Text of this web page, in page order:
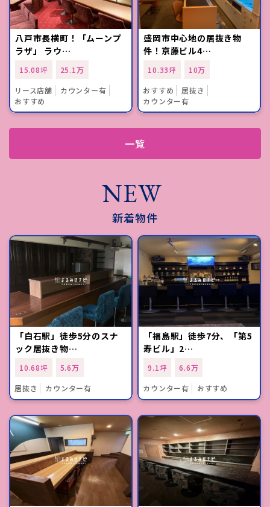
八戸市長横町！「ムーンプ
ラザ」 ラウ…
15.08坪
25.1万
リース店舗
カウンター有
おすすめ
盛岡市中心地の居抜き物
件！京藤ビル4…
10.33坪
10万
おすすめ
居抜き
カウンター有
一覧
NEW
新着物件
「白石駅」徒歩5分のスナ
ック居抜き物…
10.68坪
5.6万
居抜き
カウンター有
「福島駅」徒歩7分、「第5
寿ビル」2…
9.1坪
6.6万
カウンター有
おすすめ